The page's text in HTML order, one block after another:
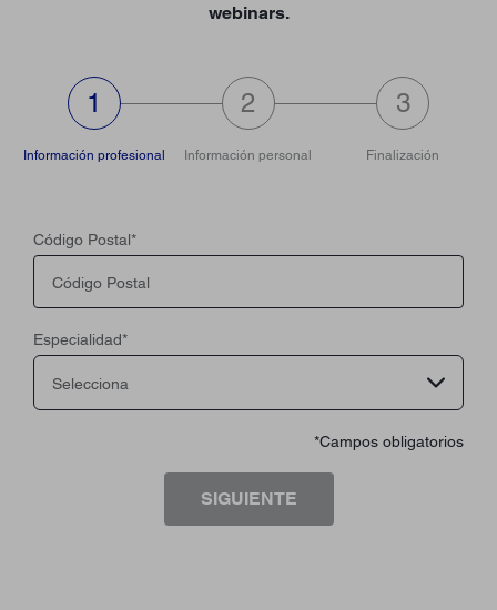
webinars.
step 1 de 3:Información profesional,current
Información profesional
step 2 de 3:Información
Información personal
step 3 de
Finalización
Código Postal*
Especialidad*
Selecciona
*Campos obligatorios
SIGUIENTE